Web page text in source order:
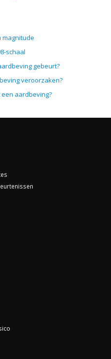
magnitude
schaal
gebeurt?
veroorzaken?
aardbeving?